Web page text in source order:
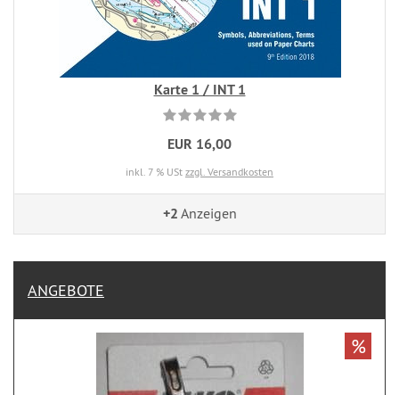
Karte 1 / INT 1
EUR 16,00
inkl. 7 % USt zzgl. Versandkosten
+2 Anzeigen
ANGEBOTE
%